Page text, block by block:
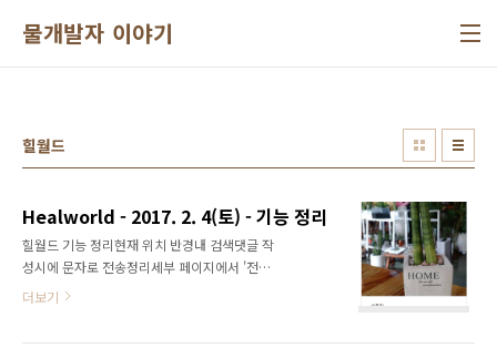
물개발자 이야기
힐월드
Healworld - 2017. 2. 4(토) - 기능 정리
힐월드 기능 정리현재 위치 반경내 검색댓글 작
성시에 문자로 전송정리세부 페이지에서 '전화
걸기' 버튼으로 등록자에게 전화걸기물건 등록
더보기